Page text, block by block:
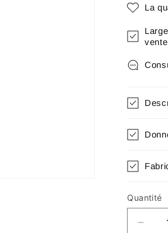
La
vente
Quantité
Quantité